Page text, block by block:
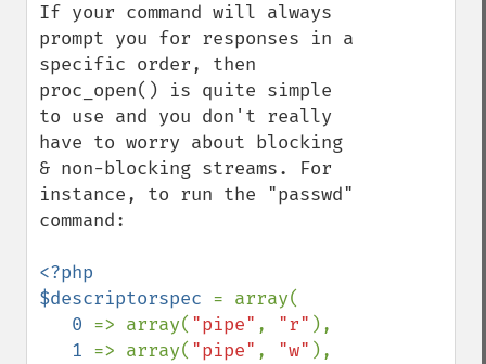
If your command will always
prompt you for responses in a
specific order, then
proc_open() is quite simple
to use and you don't really
have to worry about blocking
& non-blocking streams. For
instance, to run the "passwd"
command:
<?php
$descriptorspec = array(
0 => array( "pipe" , "r" ),
1 => array( "pipe" , "w" ),